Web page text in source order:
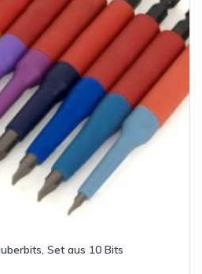
Set aus 10 Bits